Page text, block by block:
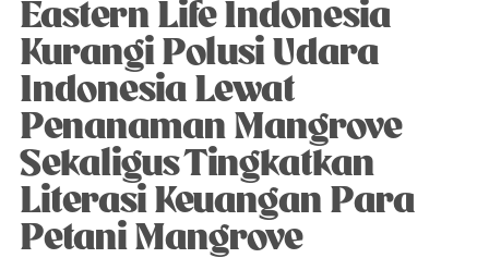
Eastern Life Indonesia
Kurangi Polusi Udara
Indonesia Lewat
Penanaman Mangrove
Sekaligus Tingkatkan
Literasi Keuangan Para
Petani Mangrove